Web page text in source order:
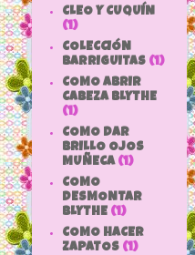
CLEO Y CUQUÍN
(1)
COLECCIÓN
BARRIGUITAS (1)
COMO ABRIR
CABEZA BLYTHE
(1)
COMO DAR
BRILLO OJOS
MUÑECA (1)
COMO
DESMONTAR
BLYTHE (1)
COMO HACER
ZAPATOS (1)